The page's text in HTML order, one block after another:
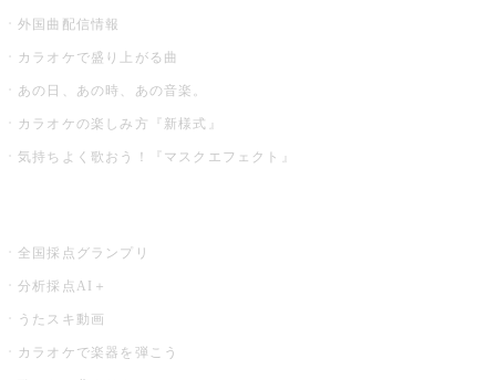
外国曲配信情報
カラオケで盛り上がる曲
あの日、あの時、あの音楽。
カラオケの楽しみ方『新様式』
気持ちよく歌おう！『マスクエフェクト』
全国採点グランプリ
分析採点AI＋
うたスキ動画
カラオケで楽器を弾こう